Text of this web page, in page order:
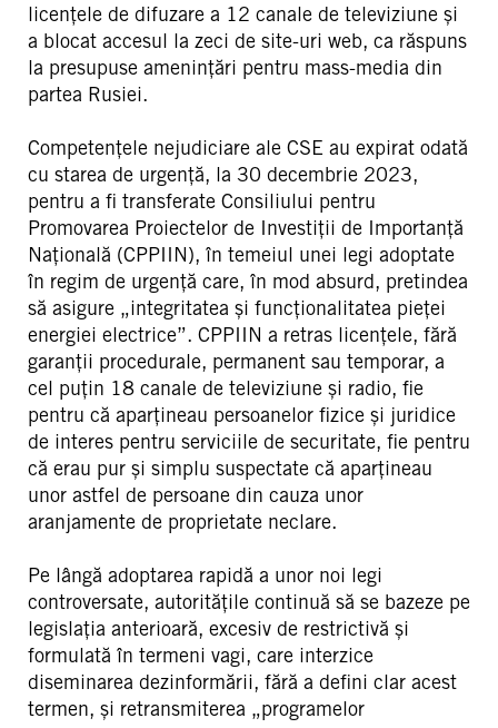
licențele de difuzare a 12 canale de televiziune și
a blocat accesul la zeci de site-uri web, ca răspuns
la presupuse amenințări pentru mass-media din
partea Rusiei.
Competențele nejudiciare ale CSE au expirat odată
cu starea de urgență, la 30 decembrie 2023,
pentru a fi transferate Consiliului pentru
Promovarea Proiectelor de Investiții de Importanță
Națională (CPPIIN), în temeiul unei legi adoptate
în regim de urgență care, în mod absurd, pretindea
să asigure „integritatea și funcționalitatea pieței
energiei electrice”. CPPIIN a retras licențele, fără
garanții procedurale, permanent sau temporar, a
cel puțin 18 canale de televiziune și radio, fie
pentru că aparțineau persoanelor fizice și juridice
de interes pentru serviciile de securitate, fie pentru
că erau pur și simplu suspectate că aparțineau
unor astfel de persoane din cauza unor
aranjamente de proprietate neclare.
Pe lângă adoptarea rapidă a unor noi legi
controversate, autoritățile continuă să se bazeze pe
legislația anterioară, excesiv de restrictivă și
formulată în termeni vagi, care interzice
diseminarea dezinformării, fără a defini clar acest
termen, și retransmiterea „programelor